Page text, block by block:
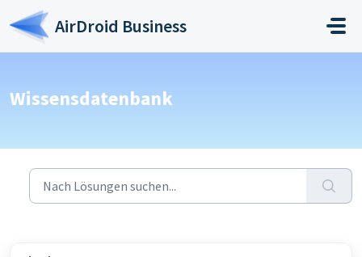
Zum hauptsächlichen Inhalt gehen
AirDroid Business
Wissensdatenbank